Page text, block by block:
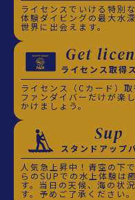
ライセンスでいける特別
体験ダイビングの最大水
世界に出会えます。
Get
ライセンス取得
ライセンス（Cカード）
ファンダイバーだけが楽
かけましょう。
Sup
スタンドアップ
人気急上昇中！青空の下
らのSUPでの水上体験は
す。当日の天候、海の状
す。予めご了承ください。